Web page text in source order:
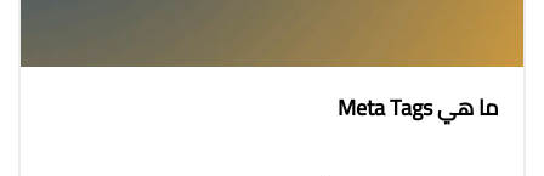
ما هي Meta Tags